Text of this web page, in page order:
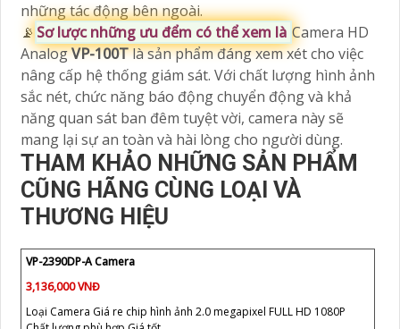
những tác động bên ngoài.
📡 Sơ lược những ưu đểm có thể xem là Camera HD
AnalogVP-100Tlà sản phẩm đáng xem xét cho việc
nâng cấp hệ thống giám sát. Với chất lượng hình ảnh
sắc nét, chức năng báo động chuyển động và khả
năng quan sát ban đêm tuyệt vời, camera này sẽ
mang lại sự an toàn và hài lòng cho người dùng.
THAM KHẢO NHỮNG SẢN PHẨM
CŨNG HÃNG CÙNG LOẠI VÀ
THƯƠNG HIỆU
VP-2390DP-A Camera
3,136,000 VNĐ
Loại Camera Giá re chip hình ảnh 2.0 megapixel FULL HD 1080P